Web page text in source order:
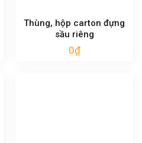
Thùng, hộp carton đựng
sầu riêng
0₫